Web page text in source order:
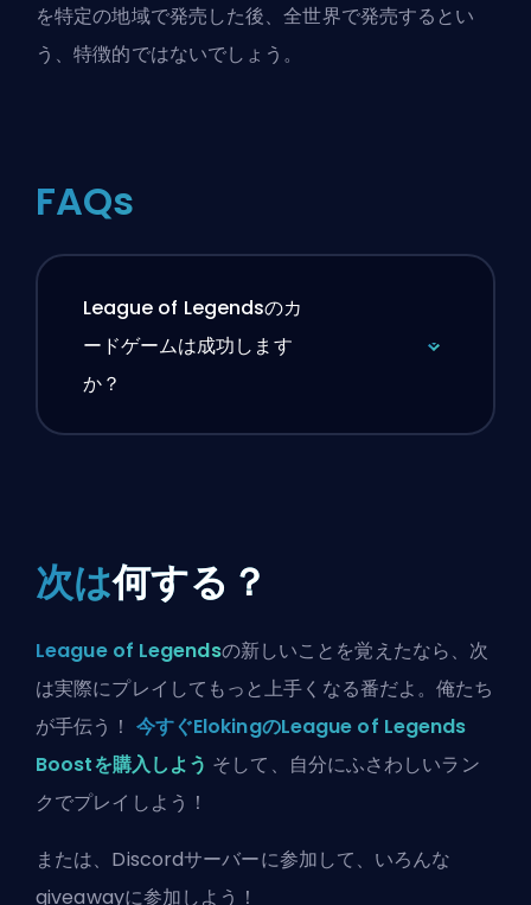
を特定の地域で発売した後、全世界で発売するとい
う、特徴的ではないでしょう。
FAQs
League of Legendsのカ
ードゲームは成功します
か？
次は何する？
League of Legendsの新しいことを覚えたなら、次
は実際にプレイしてもっと上手くなる番だよ。俺たち
が手伝う！ 今すぐElokingのLeague of Legends
Boostを購入しよう そして、自分にふさわしいラン
クでプレイしよう！
または、 Discordサーバーに参加して、いろんな
giveawayに参加しよう！